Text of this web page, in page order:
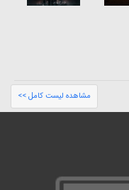
مشاهده لیست کامل >>